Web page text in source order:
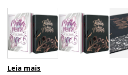
Leia mais